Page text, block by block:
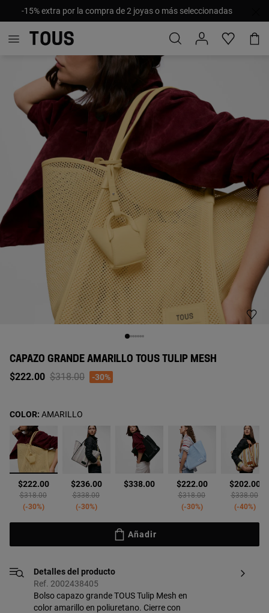
-15% extra por la compra de 2 joyas o más seleccionadas
CAPAZO GRANDE AMARILLO TOUS TULIP MESH
$222.00 Price reduced from
$318.00to-30%
seleccionado
$222.00
Price reduced from
$318.00to
-30%
$236.00
Price reduced from
$338.00to
-30%
$338.00 $222.00
Price reduced from
$318.00to
-30%
$202.00
Price
$338.00to
-40%
COLOR: AMARILLO
Añadir
Detalles del producto
Ref. 2002438405
Bolso capazo grande TOUS Tulip Mesh en
color amarillo en poliuretano. Cierre con